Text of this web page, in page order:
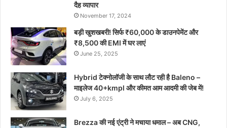
दैह व्यापार
November 17, 2024
बड़ी खुशखबरी! सिर्फ ₹60,000 के डाउनपेमेंट और
₹8,500 की EMI में घर लाएं
June 25, 2025
Hybrid टेक्नोलॉजी के साथ लौट रही है Baleno –
माइलेज 40+kmpl और कीमत आम आदमी की जेब में!
July 6, 2025
Brezza की नई एंट्री ने मचाया धमाल – अब CNG,